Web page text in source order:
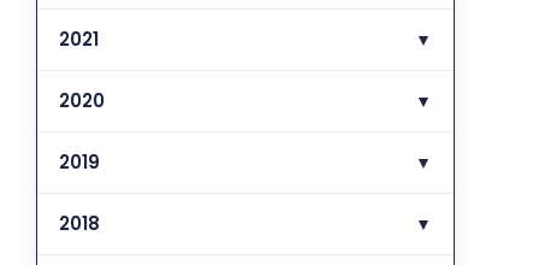
2021 ▼
2020 ▼
2019 ▼
2018 ▼